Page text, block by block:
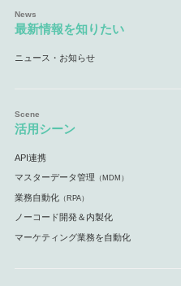
最新情報を知りたい
ニュース・お知らせ
活用シーン
API連携
マスターデータ管理 （MDM）
業務自動化（RPA）
ノーコード開発＆内製化
マーケティング業務を自動化